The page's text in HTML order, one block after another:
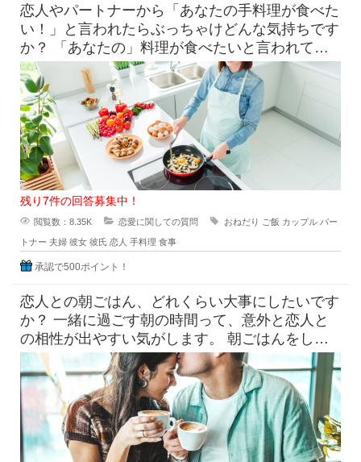
恋人やパートナーから「あなたの手料理が食べた
い！」と言われたらぶっちゃけどんな気持ちです
か？ 「あなたの」料理が食べたいと言われて素
直に嬉しいという気持ち
残り7件の回答募集中！
閲覧数：8.35K 恋愛に関しての質問 おねだり ご飯 カップル パー
トナー 夫婦 彼女 彼氏 恋人 手料理 食事
承認で500ポイント！
恋人との朝ごはん、どれくらい大事にしたいです
か？ 一緒に過ごす朝の時間って、意外と恋人と
の相性が出やすい気がします。 朝ごはんをしっ
かり食べたい派と、ギリギ